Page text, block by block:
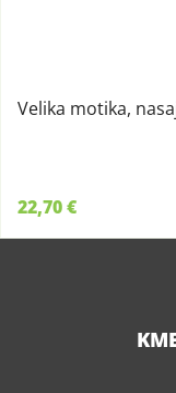
Velika motika,
22,70 €